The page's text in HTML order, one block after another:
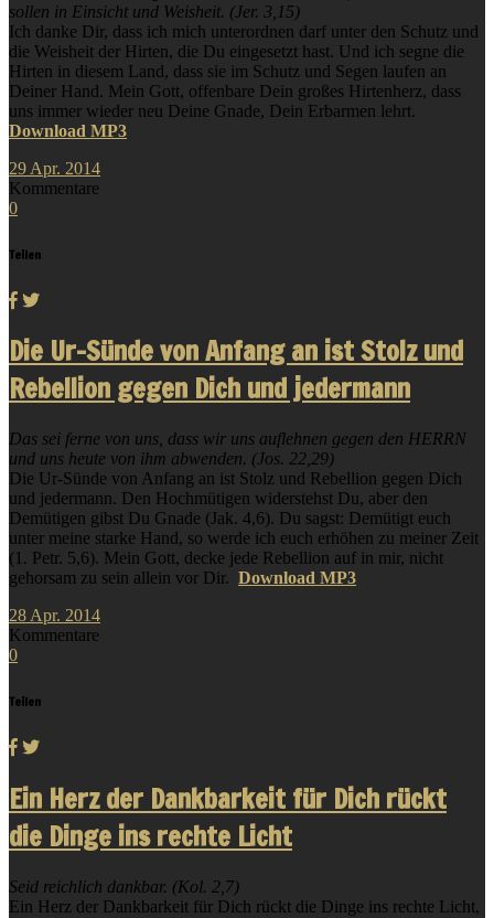
sollen in Einsicht und Weisheit. (Jer. 3,15)
Ich danke Dir, dass ich mich unterordnen darf unter den Schutz und
die Weisheit der Hirten, die Du eingesetzt hast. Und ich segne die
Hirten in diesem Land, dass sie im Schutz und Segen laufen an
Deiner Hand. Mein Gott, offenbare Dein großes Hirtenherz, dass
uns immer wieder neu Deine Gnade, Dein Erbarmen lehrt.
Download MP3
29 Apr. 2014
Kommentare
0
Teilen
Die Ur-Sünde von Anfang an ist Stolz und
Rebellion gegen Dich und jedermann
Das sei ferne von uns, dass wir uns auflehnen gegen den HERRN
und uns heute von ihm abwenden. (Jos. 22,29)
Die Ur-Sünde von Anfang an ist Stolz und Rebellion gegen Dich
und jedermann. Den Hochmütigen widerstehst Du, aber den
Demütigen gibst Du Gnade (Jak. 4,6). Du sagst: Demütigt euch
unter meine starke Hand, so werde ich euch erhöhen zu meiner Zeit
(1. Petr. 5,6). Mein Gott, decke jede Rebellion auf in mir, nicht
gehorsam zu sein allein vor Dir. Download MP3
28 Apr. 2014
Kommentare
0
Teilen
Ein Herz der Dankbarkeit für Dich rückt
die Dinge ins rechte Licht
Seid reichlich dankbar. (Kol. 2,7)
Ein Herz der Dankbarkeit für Dich rückt die Dinge ins rechte Licht,